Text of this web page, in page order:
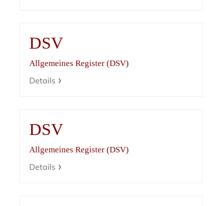
DSV
Allgemeines Register (DSV)
Details
DSV
Allgemeines Register (DSV)
Details